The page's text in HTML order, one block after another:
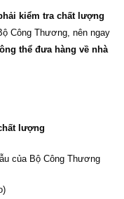
kiểm tra chất lượng
Công Thương, nên ngay
thể đưa hàng về nhà
lượng
của Bộ Công Thương